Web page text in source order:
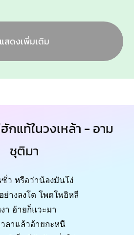
แสดงเพิ่มเติม
กแท้ในวงเหล้า - อาม
ชุติมา
ว หรือว่าน้องมันโง่
ย่างลงโต โพดโพอิหลี
งา อ้ายก็แวะมา
วลาแล้วอ้ายกะหนี